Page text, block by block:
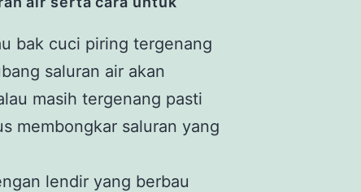
bak cuci piring tergenang
saluran air akan
masih tergenang pasti
membongkar saluran yang
lendir yang berbau